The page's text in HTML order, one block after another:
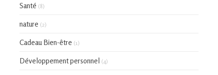
Santé (8)
nature (2)
Cadeau Bien-être (1)
Développement personnel (4)